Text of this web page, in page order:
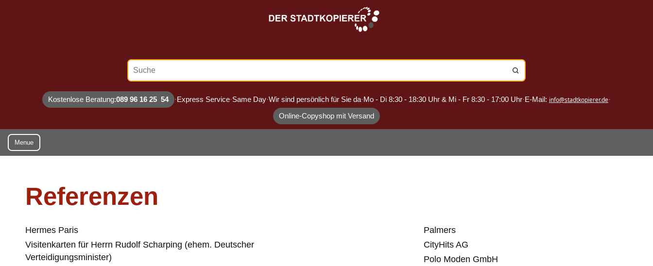
Suche
Kostenlose Beratung:089 96 16 25 54 ·Express Service·Same Day·Wir sind persönlich für Sie da·Mo - Di 8:30 - 18:30 Uhr & Mi - Fr 8:30 - 17:00 Uhr·E-Mail: info@stadtkopierer.de·
Online-Copyshop mit Versand
Menue
Referenzen
Hermes Paris
Visitenkarten für Herrn Rudolf Scharping (ehem. Deutscher
Verteidigungsminister)
Palmers
CityHits AG
Polo Moden GmbH